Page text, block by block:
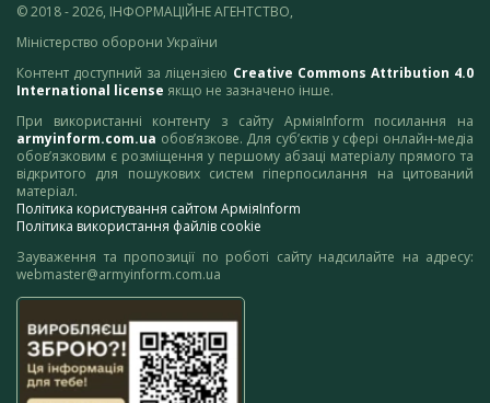
© 2018 - 2026, ІНФОРМАЦІЙНЕ АГЕНТСТВО,
Міністерство оборони України
Контент доступний за ліцензією Creative Commons Attribution 4.0
International license якщо не зазначено інше.
При використанні контенту з сайту АрміяInform посилання на
armyinform.com.ua обов’язкове. Для суб’єктів у сфері онлайн-медіа
обов’язковим є розміщення у першому абзаці матеріалу прямого та
відкритого для пошукових систем гіперпосилання на цитований
матеріал.
Політика користування сайтом АрміяInform
Політика використання файлів cookie
Зауваження та пропозиції по роботі сайту надсилайте на адресу:
webmaster@armyinform.com.ua